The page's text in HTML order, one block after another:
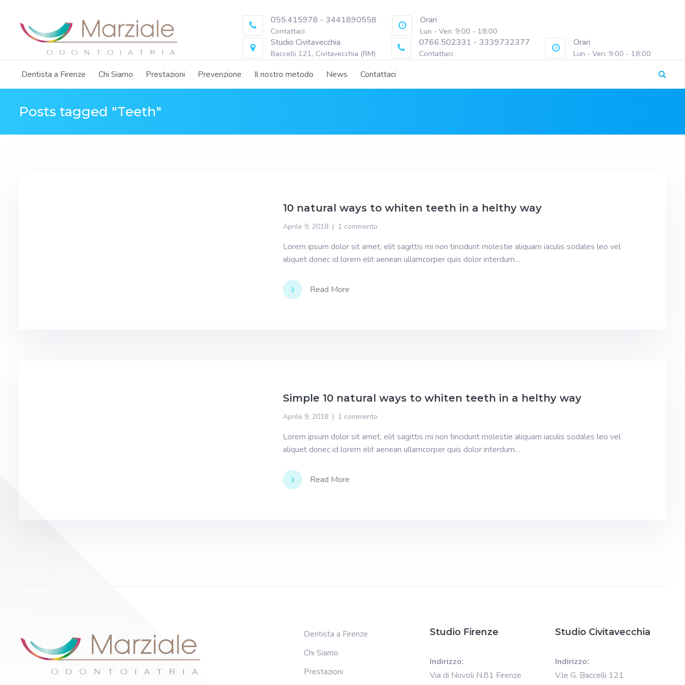
055.415978 - 3441890558
Contattaci
Orari
Lun - Ven: 9:00 - 18:00
Studio Civitavecchia
Baccelli 121, Civitavecchia (RM)
0766.502331 - 3339732377
Contattaci
Orari
Lun - Ven: 9:00 - 18:00
Dentista a Firenze Chi Siamo Prestazioni Prevenzione Il nostro metodo News Contattaci
Posts tagged "Teeth"
10 natural ways to whiten teeth in a helthy way
Aprile 9, 2018 1 commento
Lorem ipsum dolor sit amet, elit sagittis mi non tincidunt molestie aliquam iaculis sodales leo vel
aliquet donec id lorem elit aenean ullamcorper quis dolor interdum…
Read More
Simple 10 natural ways to whiten teeth in a helthy way
Aprile 9, 2018 1 commento
Lorem ipsum dolor sit amet, elit sagittis mi non tincidunt molestie aliquam iaculis sodales leo vel
aliquet donec id lorem elit aenean ullamcorper quis dolor interdum…
Read More
Dentista a Firenze
Chi Siamo
Prestazioni
Studio Firenze
Indirizzo:
Via di Novoli N.81 Firenze
Studio Civitavecchia
Indirizzo:
V.le G. Baccelli 121